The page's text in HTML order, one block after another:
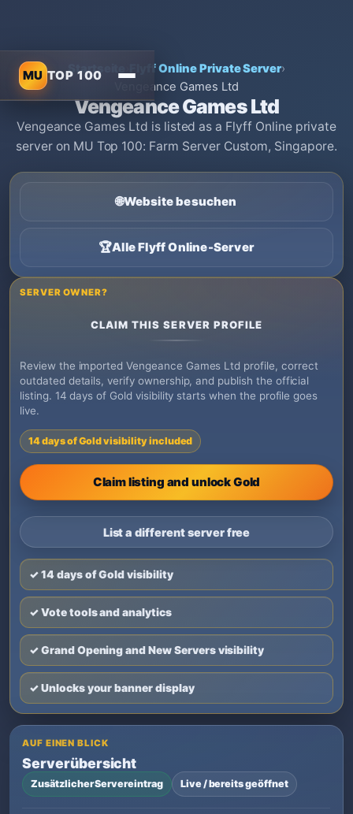
MU TOP 100
Startseite Flyff Online Private Server›
Vengeance Games Ltd
Vengeance Games Ltd
Vengeance Games Ltd is listed as a Flyff Online private
server on MU Top 100: Farm Server Custom, Singapore.
🌐Website besuchen
🏆Alle Flyff Online-Server
SERVER OWNER?
CLAIM THIS SERVER PROFILE
Review the imported Vengeance Games Ltd profile, correct
outdated details, verify ownership, and publish the official
listing. 14 days of Gold visibility starts when the profile goes
live.
14 days of Gold visibility included
Claim listing and unlock Gold
List a different server free
✓ 14 days of Gold visibility
✓ Vote tools and analytics
✓ Grand Opening and New Servers visibility
✓ Unlocks your banner display
AUF EINEN BLICK
Serverübersicht
Zusätzlicher Servereintrag Live / bereits geöffnet